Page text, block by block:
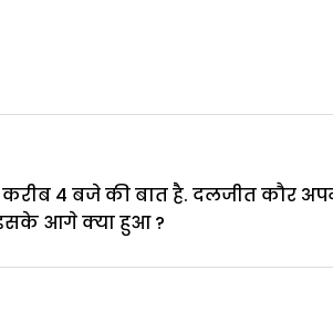
करीब 4 बजे की बात है. दलजीत कौर
इसके आगे क्या हुआ ?